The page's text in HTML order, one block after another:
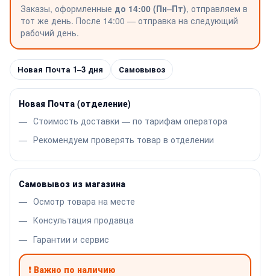
Заказы, оформленные до 14:00 (Пн–Пт), отправляем в
тот же день. После 14:00 — отправка на следующий
рабочий день.
Новая Почта 1–3 дня Самовывоз
Новая Почта (отделение)
Стоимость доставки — по тарифам оператора
Рекомендуем проверять товар в отделении
Самовывоз из магазина
Осмотр товара на месте
Консультация продавца
Гарантии и сервис
❗ Важно по наличию